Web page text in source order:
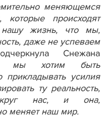
меняющемся
происходят
жизнь, что мы,
даже не успеваем
Снежана
мы хотим быть
усилия
ту реальность,
нас, и она,
меняет наш мир.